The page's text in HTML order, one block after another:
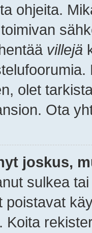
ohjeita.
villejä
olet
Ota
joskus,
sulkea
poistavat
Koita